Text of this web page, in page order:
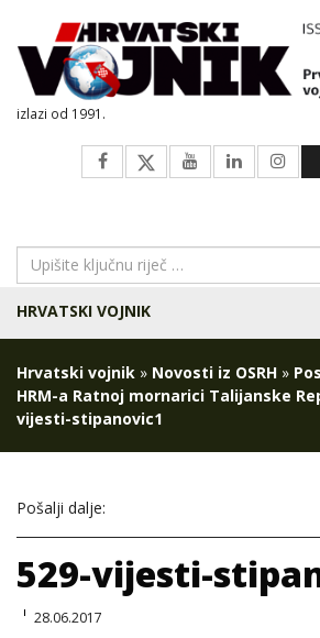
izlazi od 1991.
HRVATSKI VOJNIK
Hrvatski vojnik » Novosti iz OSRH »
HRM-a Ratnoj mornarici Talijanske
vijesti-stipanovic1
Pošalji dalje:
529-vijesti-
28.06.2017